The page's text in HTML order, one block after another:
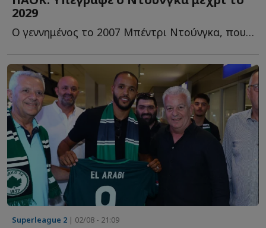
2029
O γεννημένος το 2007 Μπέντρι Ντούνγκα, που εκπαιδεύεται σ...
Superleague 2 | 02/08 - 21:09